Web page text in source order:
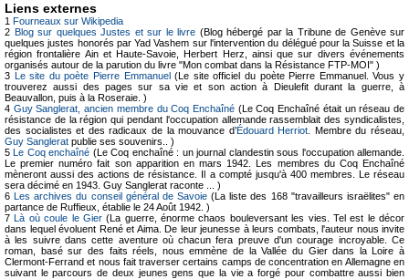
Liens externes
1 Fourneaux sur Wikipedia
2 Blog sur quelques Justes et sur le livre (Blog hébergé par la Tribune de Genève sur
quelques justes honorés par Yad Vashem sur l'intervention du délégué pour la Suisse et la
région frontalière Ain et Haute-Savoie, Herbert Herz, ainsi que sur divers événements
organisés autour de la parution du livre "Mon combat dans la Résistance FTP-MOI" )
3 Le site du poète Pierre Emmanuel(Le site officiel du poète Pierre Emmanuel. Vous y
trouverez aussi des pages sur sa vie et son action à Dieulefit durant la guerre, à
Beauvallon, puis à la Roseraie. )
4 Guy Sanglerat, ancien membre du Coq Enchaîné (Le Coq Enchaîné était un réseau de
résistance de la région qui pendant l'occupation allemande rassemblait des syndicalistes,
des socialistes et des radicaux de la mouvance d’Édouard Herriot . Membre du réseau,
Guy Sanglerat publie ses souvenirs.. )
5Le Coq enchaîné (Le Coq enchaîné : un journal clandestin sous l'occupation allemande.
Le premier numéro fait son apparition en mars 1942. Les membres du Coq Enchaîné
mèneront aussi des actions de résistance. Il a compté jusqu'à 400 membres. Le réseau
sera décimé en 1943. Guy Sanglerat raconte ... )
6Les archives du conseil général de Savoie (La liste des 168 "travailleurs israëlites" en
partance de Ruffieux, établie le 24 Août 1942. )
7Là où coule le Gier(La guerre, énorme chaos bouleversant les vies. Tel est le décor
dans lequel évoluent René et Aima. De leur jeunesse à leurs combats, l'auteur nous invite
à les suivre dans cette aventure où chacun fera preuve d'un courage incroyable. Ce
roman, basé sur des faits réels, nous emmène de la Vallée du Gier dans la Loire à
Clermont-Ferrand et nous fait traverser certains camps de concentration en Allemagne en
suivant le parcours de deux jeunes gens que la vie a forgé pour combattre aussi bien